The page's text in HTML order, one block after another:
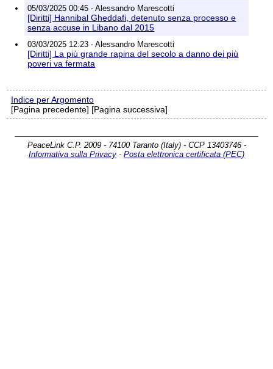
Richieste di rimozione
05/03/2025 00:45 - Alessandro Marescotti
[Diritti] Hannibal Gheddafi, detenuto senza processo e
senza accuse in Libano dal 2015
03/03/2025 12:23 - Alessandro Marescotti
[Diritti] La più grande rapina del secolo a danno dei più
poveri va fermata
Indice per Argomento
[Pagina precedente] [Pagina successiva]
PeaceLink C.P. 2009 - 74100 Taranto (Italy) - CCP 13403746 -
Informativa sulla Privacy - Posta elettronica certificata (PEC)